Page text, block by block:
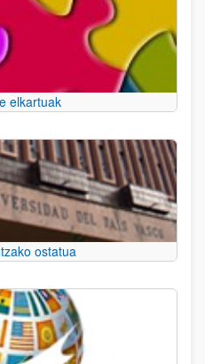
elkartuak
ostatua